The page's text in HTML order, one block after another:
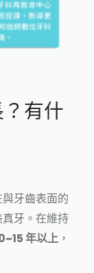
有什
牙齒表面的
真牙。在維持
年以上，